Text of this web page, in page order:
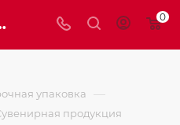
0
упаковка —
продукция